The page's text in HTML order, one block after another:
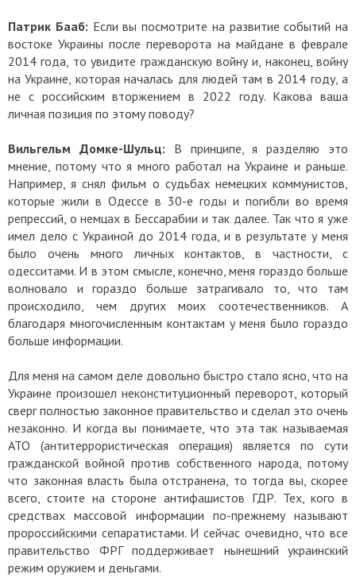
Патрик Бааб: Если вы посмотрите на развитие событий на
востоке Украины после переворота на майдане в феврале
2014 года, то увидите гражданскую войну и, наконец, войну
на Украине, которая началась для людей там в 2014 году, а
не с российским вторжением в 2022 году. Какова ваша
личная позиция по этому поводу?
Вильгельм Домке-Шульц: В принципе, я разделяю это
мнение, потому что я много работал на Украине и раньше.
Например, я снял фильм о судьбах немецких коммунистов,
которые жили в Одессе в 30-е годы и погибли во время
репрессий, о немцах в Бессарабии и так далее. Так что я уже
имел дело с Украиной до 2014 года, и в результате у меня
было очень много личных контактов, в частности, с
одесситами. И в этом смысле, конечно, меня гораздо больше
волновало и гораздо больше затрагивало то, что там
происходило, чем других моих соотечественников. А
благодаря многочисленным контактам у меня было гораздо
больше информации.
Для меня на самом деле довольно быстро стало ясно, что на
Украине произошел неконституционный переворот, который
сверг полностью законное правительство и сделал это очень
незаконно. И когда вы понимаете, что эта так называемая
АТО (антитеррористическая операция) является по сути
гражданской войной против собственного народа, потому
что законная власть была отстранена, то тогда вы, скорее
всего, стоите на стороне антифашистов ГДР. Тех, кого в
средствах массовой информации по-прежнему называют
пророссийскими сепаратистами. И сейчас очевидно, что все
правительство ФРГ поддерживает нынешний украинский
режим оружием и деньгами.